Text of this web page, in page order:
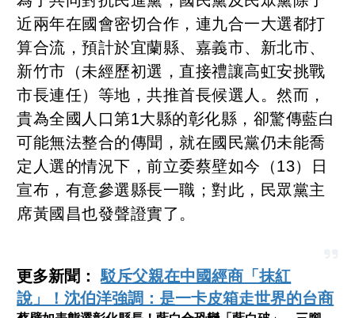
近兩年在國會密切合作，連九合一大選都打
算合流，預計於宜蘭縣、嘉義市、新北市、
新竹市（未經歷初選，直接禮讓高虹安挑戰
市長連任）等地，共推首長候選人。然而，
貴為全國人口第1大縣的彰化縣，卻驚傳藍白
可能無法整合的傳聞，就在國民黨仍未能喬
定人選的情況下，前立委蔡壁如今（13）日
宣布，有意參選縣長一職；對此，民眾黨主
席黃國昌也發聲證實了。
更多新聞：駁斥父親在中國經商「抹紅
說」！沈伯洋強調：是一卡皮箱走世界的台商